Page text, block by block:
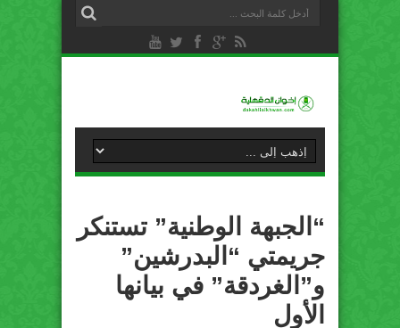
“الجبهة الوطنية” تستنكر
جريمتي “البدرشين”
و”الغردقة” في بيانها
الأول